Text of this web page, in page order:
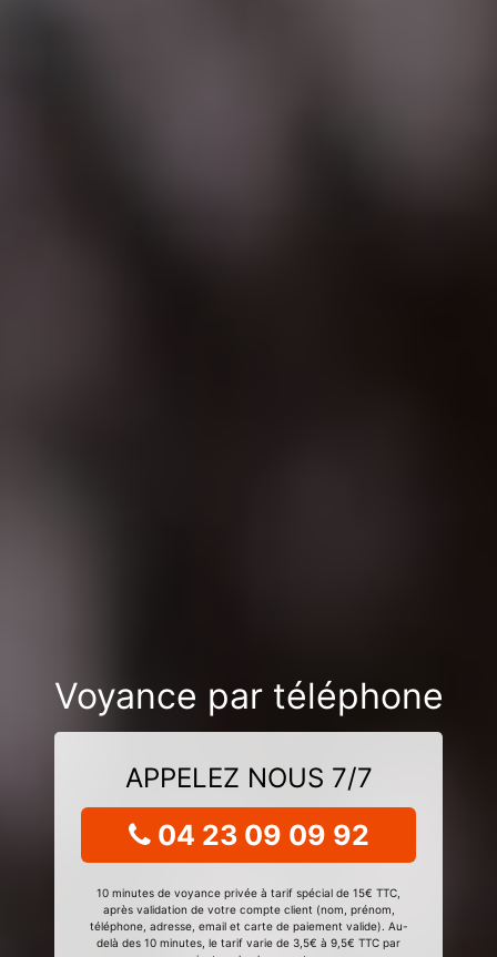
Voyance par téléphone
APPELEZ NOUS 7/7
04 23 09 09 92
10 minutes de voyance privée à tarif spécial de 15€ TTC,
après validation de votre compte client (nom, prénom,
téléphone, adresse, email et carte de paiement valide). Au-
delà des 10 minutes, le tarif varie de 3,5€ à 9,5€ TTC par